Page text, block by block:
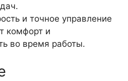
и точное управление
комфорт и
во время работы.